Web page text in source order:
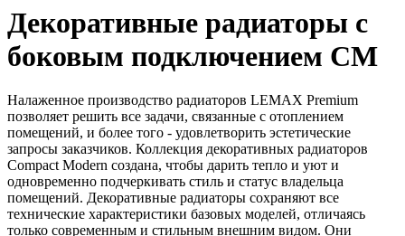
Декоративные радиаторы с
боковым подключением CM
Налаженное производство радиаторов LEMAX Premium
позволяет решить все задачи, связанные с отоплением
помещений, и более того - удовлетворить эстетические
запросы заказчиков. Коллекция декоративных радиаторов
Compact Modern создана, чтобы дарить тепло и уют и
одновременно подчеркивать стиль и статус владельца
помещений. Декоративные радиаторы сохраняют все
технические характеристики базовых моделей, отличаясь
только современным и стильным внешним видом. Они